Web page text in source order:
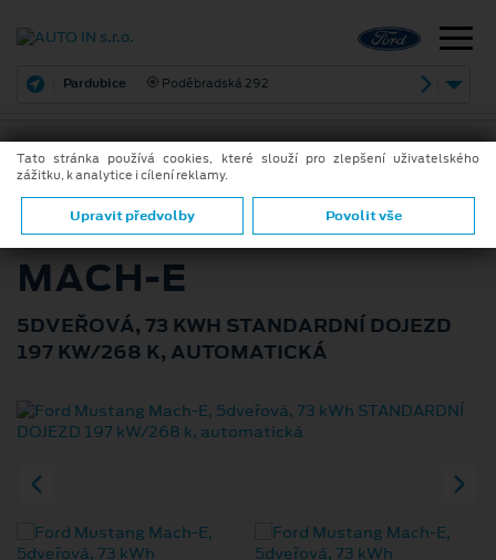
Pardubice Poděbradská 292
FORD MUSTANG
MACH-E
5DVEŘOVÁ, 73 KWH STANDARDNÍ DOJEZD
197 KW/268 K, AUTOMATICKÁ
Tato stránka používá cookies, které slouží pro zlepšení uživatelského
zážitku, k analytice i cílení reklamy.
Upravit předvolby Povolit vše